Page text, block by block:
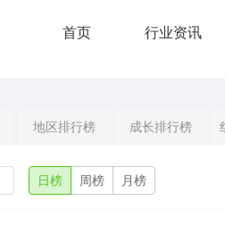
首页 行业资讯
地区排行榜 成长排行榜
日榜 周榜 月榜